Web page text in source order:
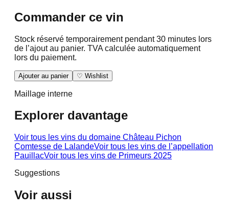
Commander ce vin
Stock réservé temporairement pendant 30 minutes lors
de l’ajout au panier. TVA calculée automatiquement
lors du paiement.
Ajouter au panier ♡ Wishlist
Maillage interne
Explorer davantage
Voir tous les vins du domaine Château Pichon
Comtesse de LalandeVoir tous les vins de l’appellation
PauillacVoir tous les vins de Primeurs 2025
Suggestions
Voir aussi